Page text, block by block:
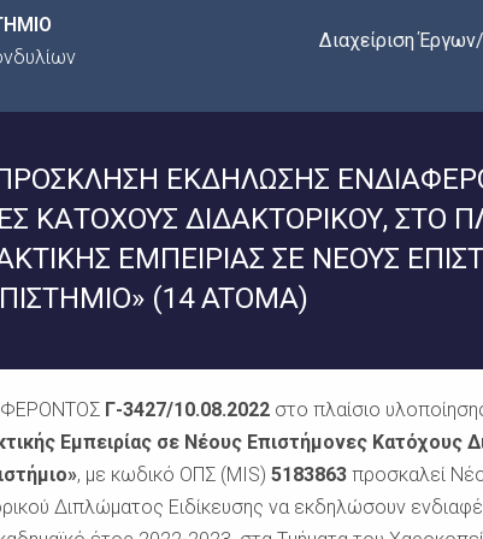
Διαχείριση
ΠΡΟΣΚΛΗΣΗ ΕΚΔΗΛΩΣΗΣ
ΚΑΤΟΧΟΥΣ ΔΙΔΑΚΤΟΡΙΚΟΥ, ΣΤΟ
ΕΜΠΕΙΡΙΑΣ ΣΕ ΝΕΟΥΣ
(14 ATOMA)
Γ-3427/10.08.2022στο πλαίσιο
Εμπειρίας σε Νέους Επιστήμονες Κατόχους
, με κωδικό ΟΠΣ (MIS) 5183863 προσκαλεί
Διπλώματος Ειδίκευσης να εκδηλώσουν